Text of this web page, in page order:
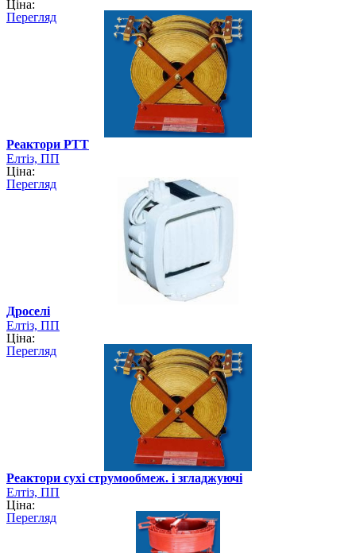
Ціна:
Перегляд
Реактори РТТ
Елтіз, ПП
Ціна:
Перегляд
Дроселі
Елтіз, ПП
Ціна:
Перегляд
Реактори сухі струмообмеж. і згладжуючі
Елтіз, ПП
Ціна:
Перегляд